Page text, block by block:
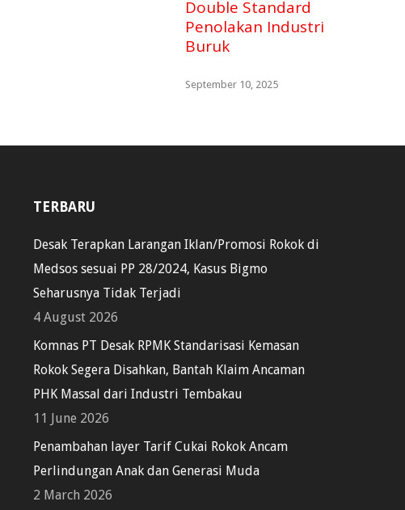
Double Standard
Penolakan Industri
Buruk
September 10, 2025
TERBARU
Desak Terapkan Larangan Iklan/Promosi Rokok di
Medsos sesuai PP 28/2024, Kasus Bigmo
Seharusnya Tidak Terjadi
4 August 2026
Komnas PT Desak RPMK Standarisasi Kemasan
Rokok Segera Disahkan, Bantah Klaim Ancaman
PHK Massal dari Industri Tembakau
11 June 2026
Penambahan layer Tarif Cukai Rokok Ancam
Perlindungan Anak dan Generasi Muda
2 March 2026